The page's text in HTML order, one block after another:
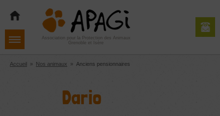
navigation
contenu
Aller
pied
de
Association pour la Protection des Animaux
Grenoble et Isère
Accueil » Nos animaux » Anciens pensionnaires
Dario